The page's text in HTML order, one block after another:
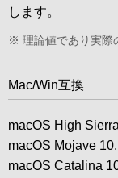
します。
※ 理論値であり実際
Mac/Win互換
macOS High
macOS Mojave
macOS Catalina